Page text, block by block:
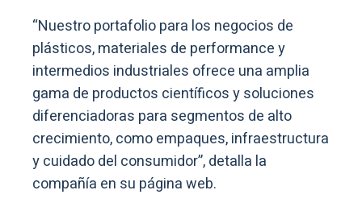
“Nuestro portafolio para los negocios de
plásticos, materiales de performance y
intermedios industriales ofrece una amplia
gama de productos científicos y soluciones
diferenciadoras para segmentos de alto
crecimiento, como empaques, infraestructura
y cuidado del consumidor”, detalla la
compañía en su página web.